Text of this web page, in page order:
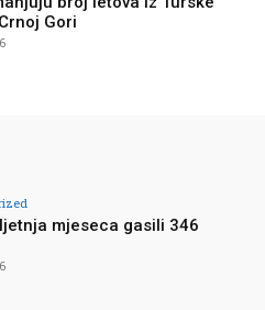
Gori
mjeseca gasili 346